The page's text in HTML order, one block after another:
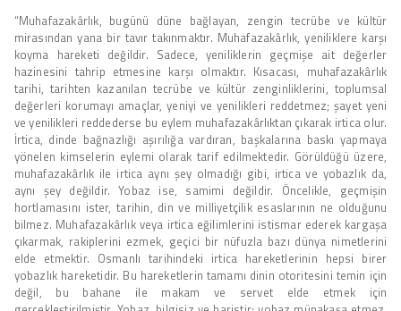
“Muhafazakârlık, bugünü düne bağlayan, zengin tecrübe ve kültür
mirasından yana bir tavır takınmaktır. Muhafazakârlık, yeniliklere karşı
koyma hareketi değildir. Sadece, yeniliklerin geçmişe ait değerler
hazinesini tahrip etmesine karşı olmaktır. Kısacası, muhafazakârlık
tarihi, tarihten kazanılan tecrübe ve kültür zenginliklerini, toplumsal
değerleri korumayı amaçlar, yeniyi ve yenilikleri reddetmez; şayet yeni
ve yenilikleri reddederse bu eylem muhafazakârlıktan çıkarak irtica olur.
İrtica, dinde bağnazlığı aşırılığa vardıran, başkalarına baskı yapmaya
yönelen kimselerin eylemi olarak tarif edilmektedir. Görüldüğü üzere,
muhafazakârlık ile irtica aynı şey olmadığı gibi, irtica ve yobazlık da,
aynı şey değildir. Yobaz ise, samimi değildir. Öncelikle, geçmişin
hortlamasını ister, tarihin, din ve milliyetçilik esaslarının ne olduğunu
bilmez. Muhafazakârlık veya irtica eğilimlerini istismar ederek kargaşa
çıkarmak, rakiplerini ezmek, geçici bir nüfuzla bazı dünya nimetlerini
elde etmektir. Osmanlı tarihindeki irtica hareketlerinin hepsi birer
yobazlık hareketidir. Bu hareketlerin tamamı dinin otoritesini temin için
değil, bu bahane ile makam ve servet elde etmek için